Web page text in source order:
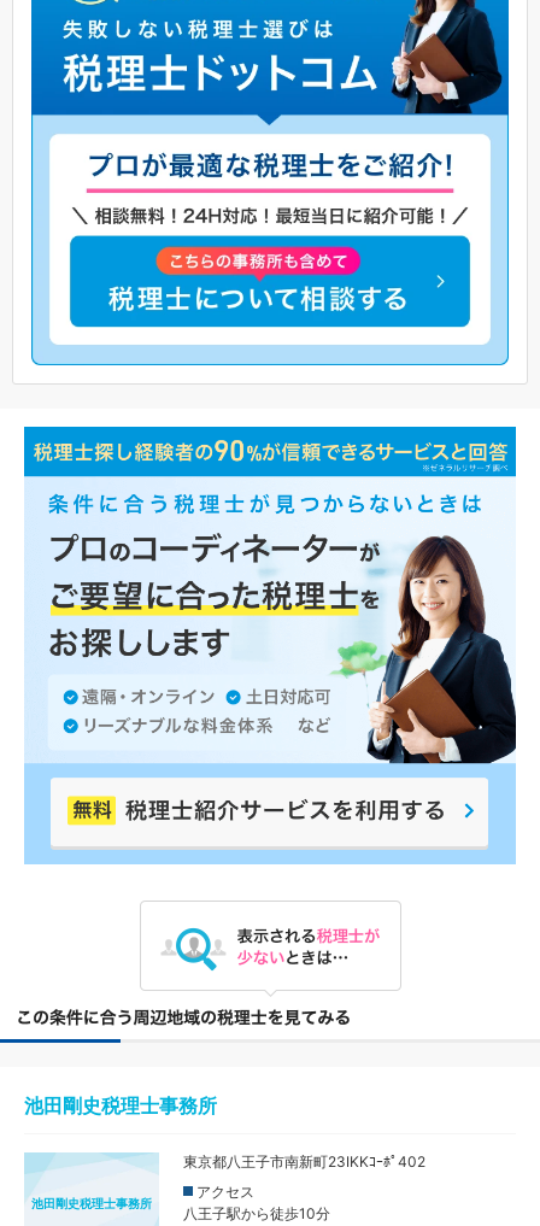
池田剛史税理士事務所
池田剛史税理士事務所
東京都八王子市南新町23IKKｺｰﾎﾟ402
アクセス
八王子駅から徒歩10分